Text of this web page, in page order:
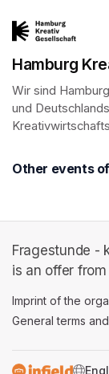
Hamburg
Wir sind
und
Other events
Fragestunde -
is an offer
Imprint of the
General terms